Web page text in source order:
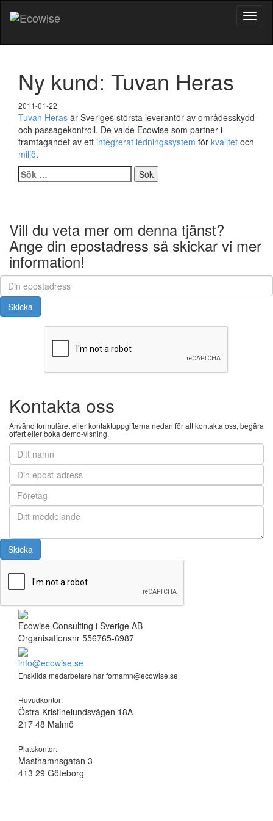
Ny kund: Tuvan Heras
2011-01-22
Tuvan Heras är Sveriges största leverantör av områdesskydd
och passagekontroll. De valde Ecowise som partner i
framtagandet av ett integrerat ledningssystem för kvalitet och
miljö.
Sök
efter:
Vill du veta mer om denna tjänst?
Ange din epostadress så skickar vi mer
information!
Kontakta oss
Använd formuläret eller kontaktuppgifterna nedan för att kontakta oss, begära
offert eller boka demo-visning.
Skicka
Ecowise Consulting i Sverige AB
Organisationsnr 556765-6987
info@ecowise.se
Enskilda medarbetare har fornamn@ecowise.se
Huvudkontor:
Östra Kristinelundsvägen 18A
217 48 Malmö
Platskontor:
Masthamnsgatan 3
413 29 Göteborg